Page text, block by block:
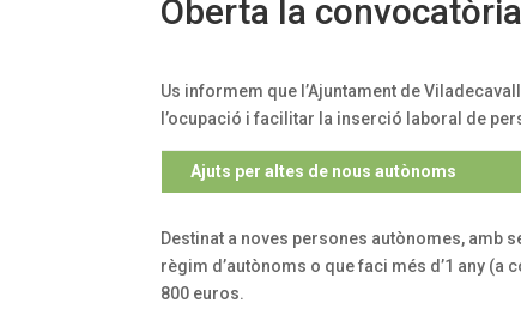
Oberta la
Us informem que l’Ajuntament de
l’ocupació i facilitar la inserció laboral de
Ajuts per altes de nous autònoms
Destinat a noves persones autònomes, amb
règim d’autònoms o que faci més d’1 any (a
800 euros.